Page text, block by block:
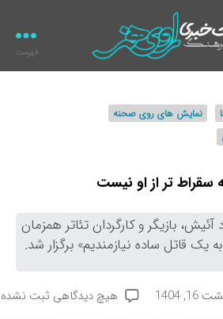
ر
و
ی
فهرست
د
س
ه
نمایش های روی صحنه
سقراط‌ تر از او نیست
بازیگر و کارگردان تئاتر همزمان
یک قاتل ساده نیازمندیم» برگزار شد.
1404 هیچ دیدگاهی بثبت نشده